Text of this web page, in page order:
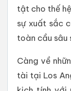
tật cho thế
sự xuất sắc
toàn cầu sâu
Càng về
tài tại Los